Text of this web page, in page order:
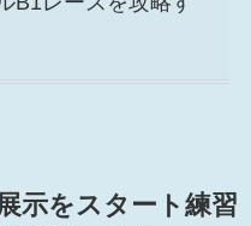
示をスタート練習